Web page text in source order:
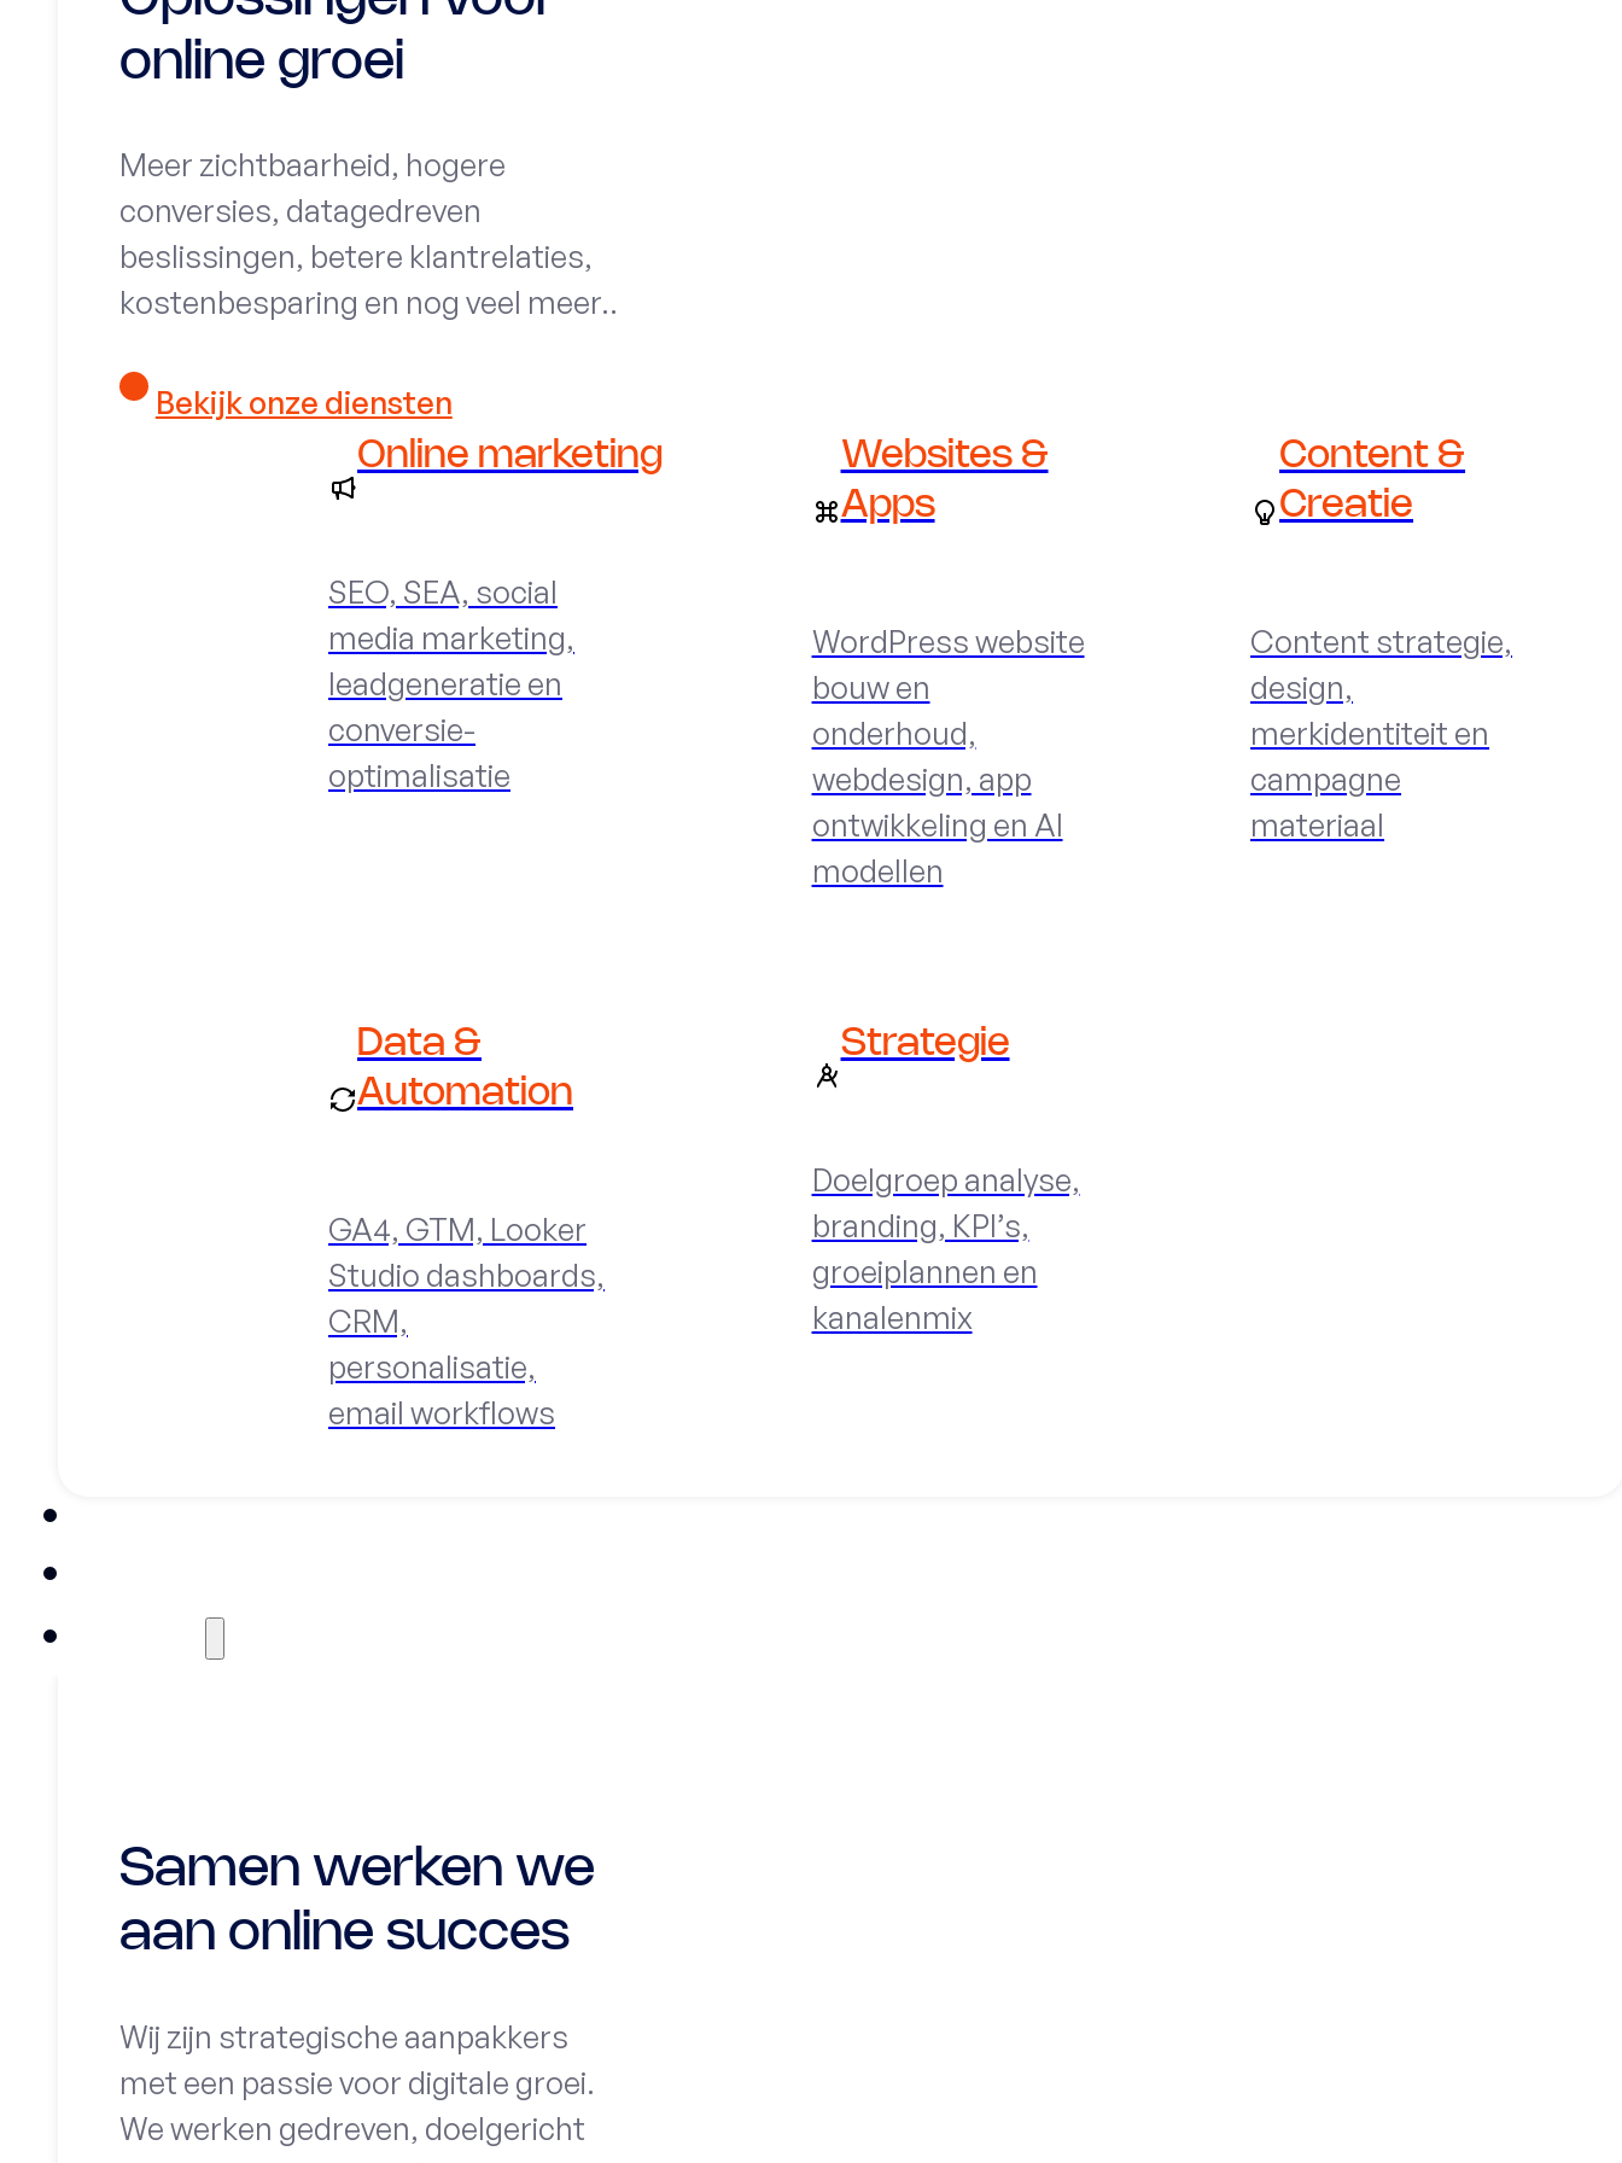
online groei
Meer zichtbaarheid, hogere
conversies, datagedreven
beslissingen, betere klantrelaties,
kostenbesparing en nog veel meer..
Bekijk onze diensten
Online marketing
SEO, SEA, social
media marketing,
leadgeneratie en
conversie-
optimalisatie
Websites &
Apps
WordPress website
bouw en
onderhoud,
webdesign, app
ontwikkeling en AI
modellen
Content &
Creatie
Content strategie,
design,
merkidentiteit en
campagne
materiaal
Data &
Automation
GA4, GTM, Looker
Studio dashboards,
CRM,
personalisatie,
email workflows
Strategie
Doelgroep analyse,
branding, KPI’s,
groeiplannen en
kanalenmix
Samen werken we
aan online succes
Wij zijn strategische aanpakkers
met een passie voor digitale groei.
We werken gedreven, doelgericht